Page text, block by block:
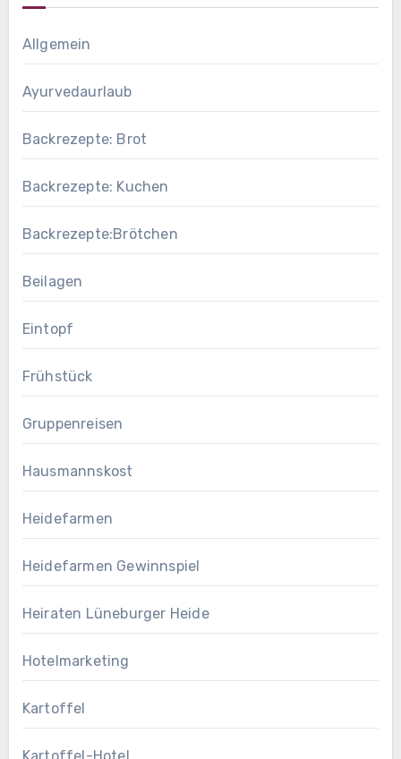
Allgemein
Ayurvedaurlaub
Backrezepte: Brot
Backrezepte: Kuchen
Backrezepte:Brötchen
Beilagen
Eintopf
Frühstück
Gruppenreisen
Hausmannskost
Heidefarmen
Heidefarmen Gewinnspiel
Heiraten Lüneburger Heide
Hotelmarketing
Kartoffel